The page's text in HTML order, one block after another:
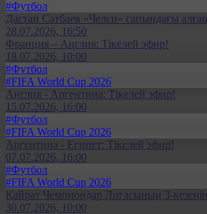
#Футбол
Дастан Сәтбаев «Челси» сапындағы
28.07.2026, 16:50
Франция – Англия: Тікелей эфир!
18.07.2026, 10:00
#Футбол
#FIFA World Cup 2026
Англия - Аргентина: Тікелей эфир!
15.07.2026, 16:00
#Футбол
#FIFA World Cup 2026
Аргентина - Египет: Тікелей эфир!
07.07.2026, 16:00
#Футбол
#FIFA World Cup 2026
Қайрат Чемпиондар Лигасының 3-
30.07.2026, 10:00